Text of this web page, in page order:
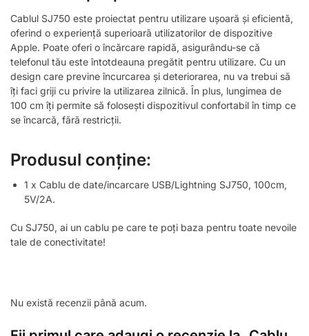
Cablul SJ750 este proiectat pentru utilizare ușoară și eficientă,
oferind o experiență superioară utilizatorilor de dispozitive
Apple. Poate oferi o încărcare rapidă, asigurându-se că
telefonul tău este întotdeauna pregătit pentru utilizare. Cu un
design care previne încurcarea și deteriorarea, nu va trebui să
îți faci griji cu privire la utilizarea zilnică. În plus, lungimea de
100 cm îți permite să folosești dispozitivul confortabil în timp ce
se încarcă, fără restricții.
Produsul conține:
1 x Cablu de date/incarcare USB/Lightning SJ750, 100cm,
5V/2A.
Cu SJ750, ai un cablu pe care te poți baza pentru toate nevoile
tale de conectivitate!
Nu există recenzii până acum.